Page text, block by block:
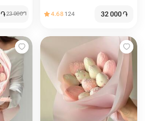
֏23 000֏ 4.68 124 32 000֏